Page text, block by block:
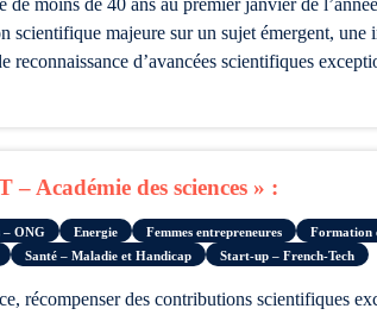
scientifique majeure sur un sujet émergent,
reconnaissance d’avancées scientifiques
Académie des sciences » :
– ONG Energie Femmes entrepreneures Formation
Santé – Maladie et Handicap Start-up – French-Tech